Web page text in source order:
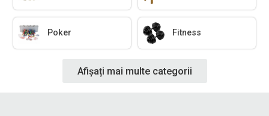
Poker Fitness
Afișați mai multe categorii